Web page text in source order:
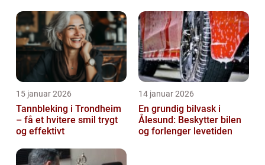
15 januar 2026
Tannbleking i Trondheim
– få et hvitere smil trygt
og effektivt
14 januar 2026
En grundig bilvask i
Ålesund: Beskytter bilen
og forlenger levetiden